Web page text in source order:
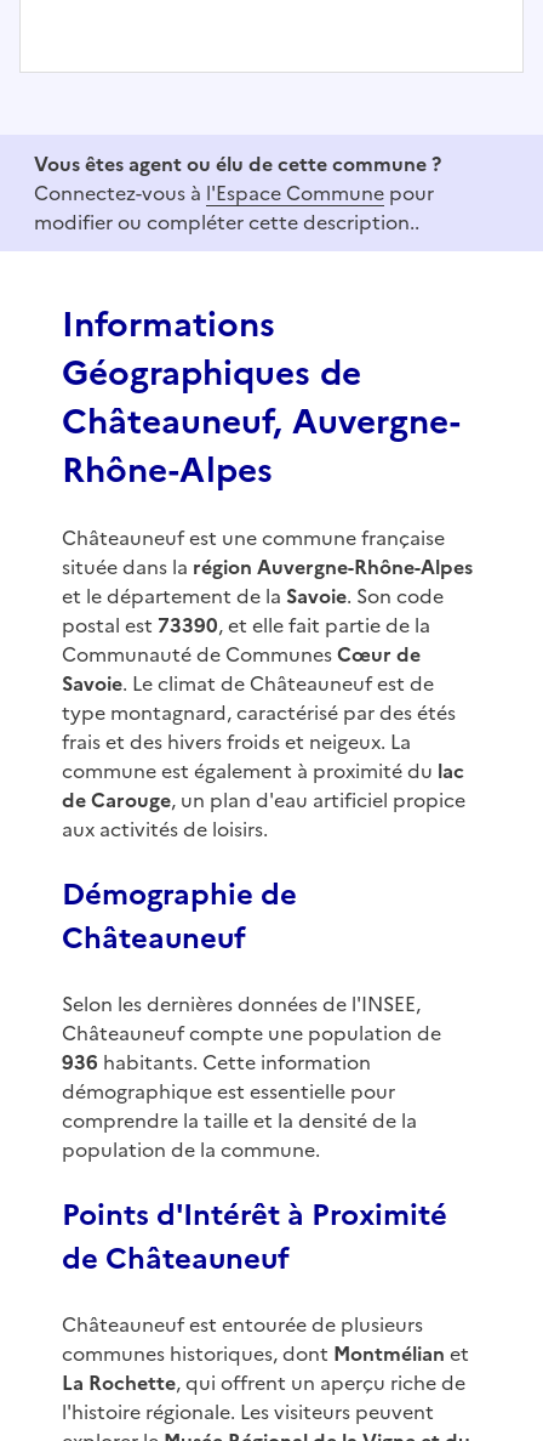
f
Vous êtes agent ou élu de cette commune ?
Connectez-vous à l'Espace Commune pour
modifier ou compléter cette description..
Informations
Géographiques de
Châteauneuf, Auvergne-
Rhône-Alpes
Châteauneuf est une commune française
située dans la région Auvergne-Rhône-Alpes
et le département de la Savoie. Son code
postal est 73390, et elle fait partie de la
Communauté de CommunesCœur de
Savoie. Le climat de Châteauneuf est de
type montagnard, caractérisé par des étés
frais et des hivers froids et neigeux. La
commune est également à proximité du lac
de Carouge, un plan d'eau artificiel propice
aux activités de loisirs.
Démographie de
Châteauneuf
Selon les dernières données de l'INSEE,
Châteauneuf compte une population de
936 habitants. Cette information
démographique est essentielle pour
comprendre la taille et la densité de la
population de la commune.
Points d'Intérêt à Proximité
de Châteauneuf
Châteauneuf est entourée de plusieurs
communes historiques, dont Montmélian et
La Rochette, qui offrent un aperçu riche de
l'histoire régionale. Les visiteurs peuvent